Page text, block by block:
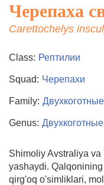
Черепаха
Carettochelys
Class: Рептилии
Squad: Черепахи
Family:
Genus:
Shimoliy Avstraliya
yashaydi.
qirg'oq o'simliklari,